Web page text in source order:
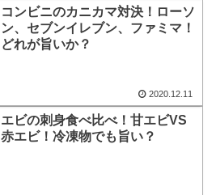
コンビニのカニカマ対決！ローソ
ン、セブンイレブン、ファミマ！
どれが旨いか？
2020.12.11
エビの刺身食べ比べ！甘エビVS
赤エビ！冷凍物でも旨い？